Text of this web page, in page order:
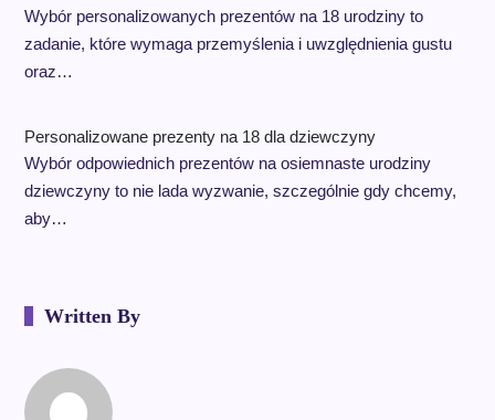
Wybór personalizowanych prezentów na 18 urodziny to
zadanie, które wymaga przemyślenia i uwzględnienia gustu
oraz…
Personalizowane prezenty na 18 dla dziewczyny
Wybór odpowiednich prezentów na osiemnaste urodziny
dziewczyny to nie lada wyzwanie, szczególnie gdy chcemy,
aby…
Written By